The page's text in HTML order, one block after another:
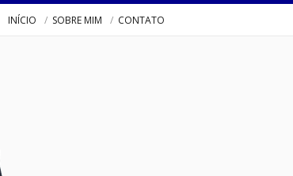
INÍCIO SOBRE MIM CONTATO